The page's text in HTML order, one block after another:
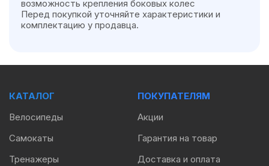
возможность крепления боковых колес
Перед покупкой уточняйте характеристики и
комплектацию у продавца.
КАТАЛОГ
Велосипеды
Самокаты
Тренажеры
ПОКУПАТЕЛЯМ
Акции
Гарантия на товар
Доставка и оплата